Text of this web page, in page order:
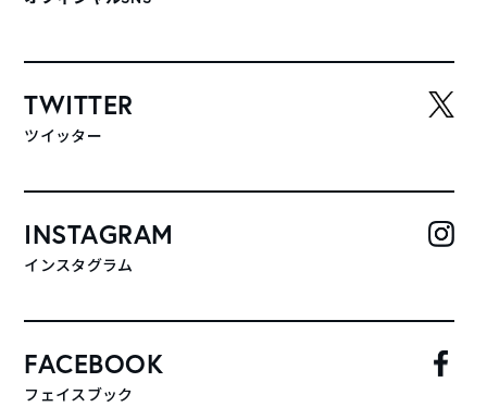
TWITTER
ツイッター
INSTAGRAM
インスタグラム
FACEBOOK
フェイスブック